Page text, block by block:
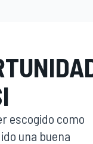
escogido como
una buena